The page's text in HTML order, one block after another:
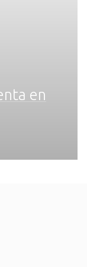
en